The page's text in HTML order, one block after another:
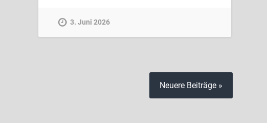
3. Juni 2026
Neuere Beiträge »